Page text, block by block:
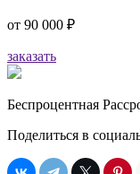
от 90 000 ₽
заказать
Беспроцентная
Поделиться в